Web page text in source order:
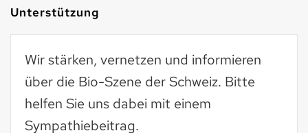
Unterstützung
Wir stärken, vernetzen und informieren
über die Bio-Szene der Schweiz. Bitte
helfen Sie uns dabei mit einem
Sympathiebeitrag.